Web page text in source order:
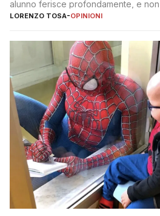
alunno ferisce profondamente, e
LORENZO TOSA-OPINIONI